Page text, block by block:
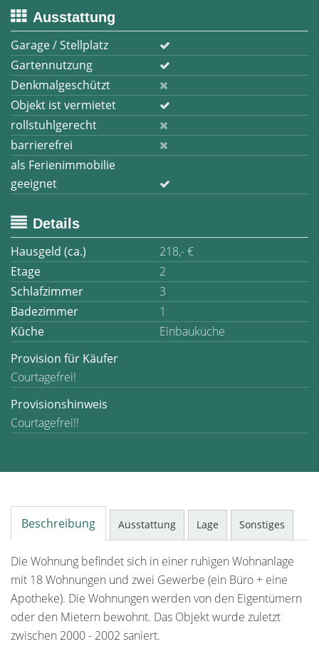
Ausstattung
Garage / Stellplatz
Gartennutzung
Denkmalgeschützt
Objekt ist vermietet
rollstuhlgerecht
barrierefrei
als Ferienimmobilie
geeignet
Details
Hausgeld (ca.)
218,- €
Etage
2
Schlafzimmer
3
Badezimmer
1
Küche
Einbauküche
Provision für Käufer
Courtagefrei!
Provisionshinweis
Courtagefrei!!
Beschreibung Ausstattung Lage Sonstiges
Die Wohnung befindet sich in einer ruhigen Wohnanlage
mit 18 Wohnungen und zwei Gewerbe (ein Büro + eine
Apotheke). Die Wohnungen werden von den Eigentümern
oder den Mietern bewohnt. Das Objekt wurde zuletzt
zwischen 2000 - 2002 saniert.